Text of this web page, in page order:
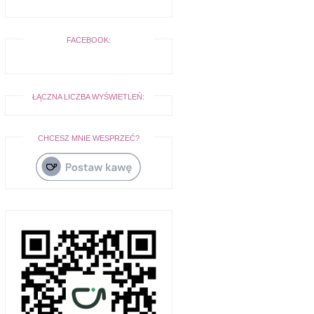
FACEBOOK:
ŁĄCZNA LICZBA WYŚWIETLEŃ:
CHCESZ MNIE WESPRZEĆ?